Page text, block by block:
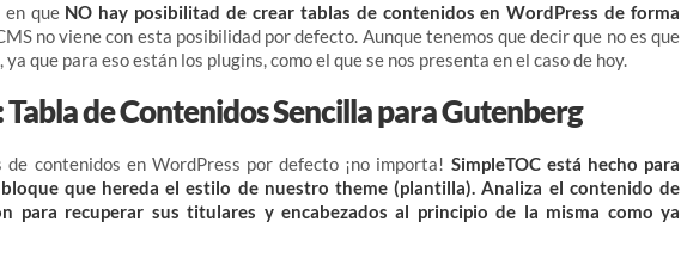
en que NO hay posibilitad de crear tablas de contenidos en WordPress de forma
no viene con esta posibilidad por defecto. Aunque tenemos que decir que no es que
que para eso están los plugins, como el que se nos presenta en el caso de hoy.
Tabla de Contenidos Sencilla para Gutenberg
de contenidos en WordPress por defecto ¡no importa! SimpleTOC está hecho para
que hereda el estilo de nuestro theme (plantilla). Analiza el contenido de
para recuperar sus titulares y encabezados al principio de la misma como ya